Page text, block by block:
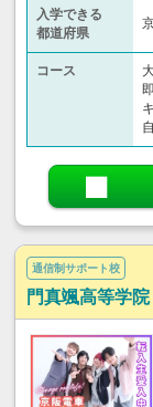
入学できる
都道府県
コース
通信制サポート校
門真颯高等学院